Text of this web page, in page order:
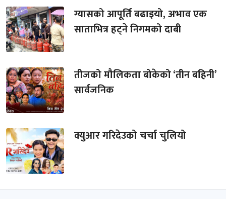
ग्यासको आपूर्ति बढाइयो, अभाव एक
साताभित्र हट्ने निगमको दाबी
तीजको मौलिकता बोकेको ‘तीन बहिनी’
सार्वजनिक
क्युआर गरिदेउको चर्चा चुलियो